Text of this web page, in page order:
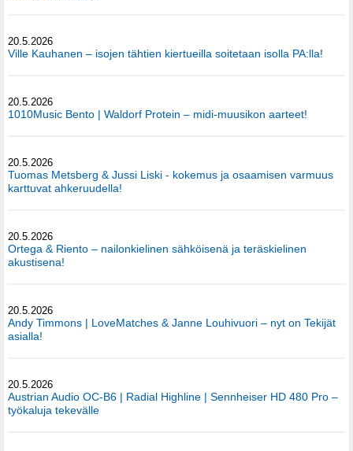
20.5.2026
Ville Kauhanen – isojen tähtien kiertueilla soitetaan isolla PA:lla!
20.5.2026
1010Music Bento | Waldorf Protein – midi-muusikon aarteet!
20.5.2026
Tuomas Metsberg & Jussi Liski - kokemus ja osaamisen varmuus
karttuvat ahkeruudella!
20.5.2026
Ortega & Riento – nailonkielinen sähköisenä ja teräskielinen
akustisena!
20.5.2026
Andy Timmons | LoveMatches & Janne Louhivuori – nyt on Tekijät
asialla!
20.5.2026
Austrian Audio OC-B6 | Radial Highline | Sennheiser HD 480 Pro –
työkaluja tekevälle